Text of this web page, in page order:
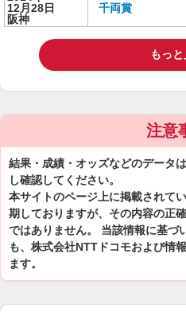
12月28日
阪神
千両賞
もっ
注意
結果・成績・オッズなどのデータ
し確認してください。
本サイトのページ上に掲載されて
期しておりますが、その内容の正
ではありません。 当該情報に基づ
も、株式会社NTTドコモおよび情
ます。